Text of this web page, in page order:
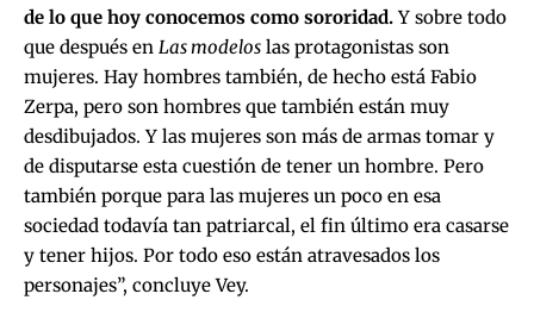
de lo que hoy conocemos como sororidad.Y sobre todo
que después en Las modelos las protagonistas son
mujeres. Hay hombres también, de hecho está Fabio
Zerpa, pero son hombres que también están muy
desdibujados. Y las mujeres son más de armas tomar y
de disputarse esta cuestión de tener un hombre. Pero
también porque para las mujeres un poco en esa
sociedad todavía tan patriarcal, el fin último era casarse
y tener hijos. Por todo eso están atravesados los
personajes”, concluye Vey.